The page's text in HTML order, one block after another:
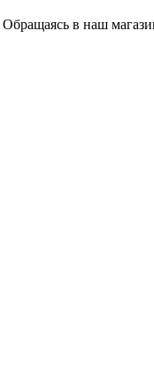
Обращаясь в наш